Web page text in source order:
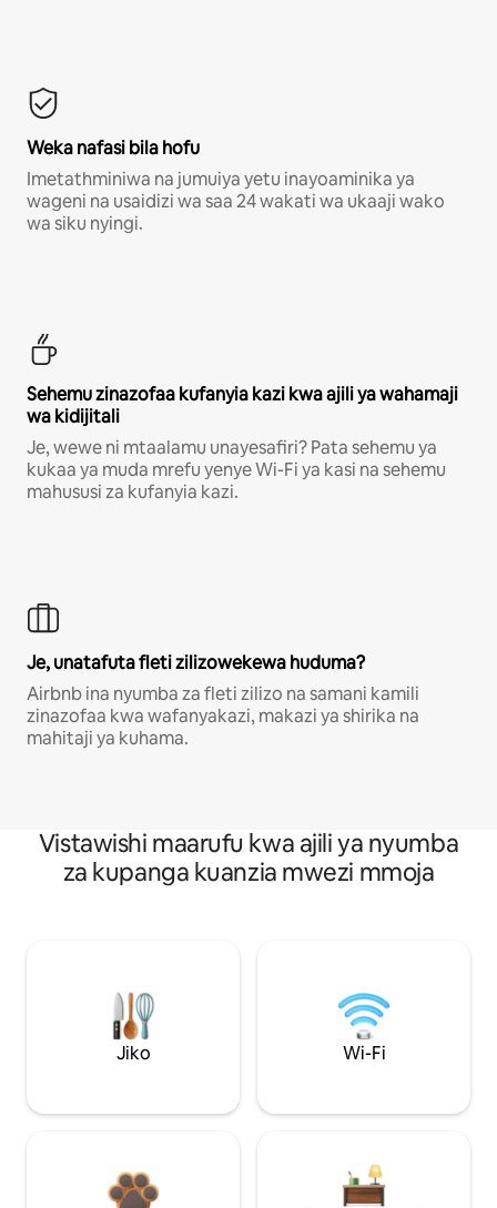
Weka nafasi bila hofu
Imetathminiwa na jumuiya yetu inayoaminika ya
wageni na usaidizi wa saa 24 wakati wa ukaaji wako
wa siku nyingi.
Sehemu zinazofaa kufanyia kazi kwa ajili ya wahamaji
wa kidijitali
Je, wewe ni mtaalamu unayesafiri? Pata sehemu ya
kukaa ya muda mrefu yenye Wi-Fi ya kasi na sehemu
mahususi za kufanyia kazi.
Je, unatafuta fleti zilizowekewa huduma?
Airbnb ina nyumba za fleti zilizo na samani kamili
zinazofaa kwa wafanyakazi, makazi ya shirika na
mahitaji ya kuhama.
Vistawishi maarufu kwa ajili ya nyumba
za kupanga kuanzia mwezi mmoja
Jiko Wi-Fi